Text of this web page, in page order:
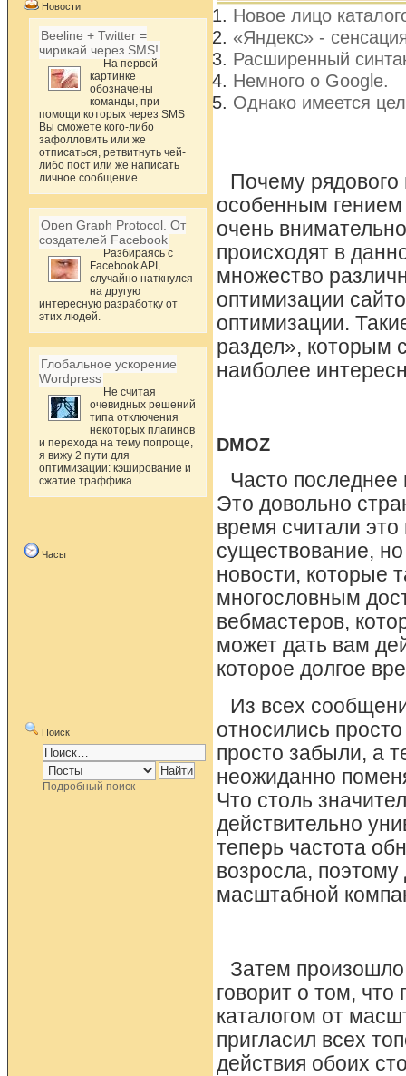
Новости
Beeline + Twitter =
чирикай через SMS!
На первой
картинке
обозначены
команды, при
помощи которых через SMS
Вы сможете кого-либо
зафолловить или же
отписаться, ретвитнуть чей-
либо пост или же написать
личное сообщение.
Open Graph Protocol. От
создателей Facebook
Разбираясь с
Facebook API,
случайно наткнулся
на другую
интересную разработку от
этих людей.
Глобальное ускорение
Wordpress
Не считая
очевидных решений
типа отключения
некоторых плагинов
и перехода на тему попроще,
я вижу 2 пути для
оптимизации: кэширование и
сжатие траффика.
Часы
Поиск
Подробный поиск
Новое лицо
«Яндекс» -
Расширенный
Немного о Google.
Однако имеется
Почему рядового
особенным гением
очень
происходят в
множество
оптимизации
оптимизации.
раздел», которым
наиболее
DMOZ
Часто последнее
Это довольно
время считали
существование,
новости, которые
многословным
вебмастеров,
может дать вам
которое долгое
Из всех
относились
просто забыли, а
неожиданно
Что столь
действительно
теперь частота
возросла,
масштабной
Затем
говорит о том,
каталогом от
пригласил всех
действия обоих